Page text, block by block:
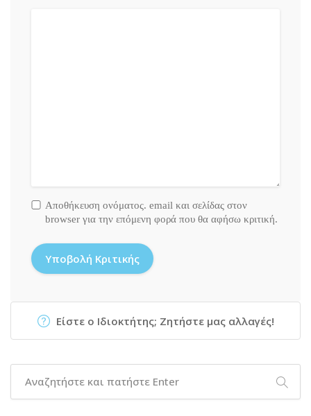
Αποθήκευση ονόματος. email και σελίδας στον
browser για την επόμενη φορά που θα αφήσω κριτική.
Είστε ο Ιδιοκτήτης; Ζητήστε μας αλλαγές!